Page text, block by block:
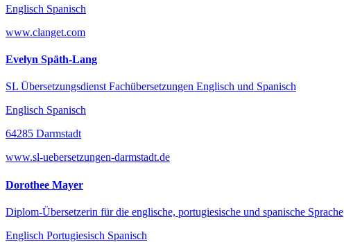
Englisch Spanisch
www.clanget.com
Evelyn Späth-Lang
SL Übersetzungsdienst Fachübersetzungen Englisch und Spanisch
Englisch Spanisch
64285 Darmstadt
www.sl-uebersetzungen-darmstadt.de
Dorothee Mayer
Diplom-Übersetzerin für die englische, portugiesische und spanische Sprache
Englisch Portugiesisch Spanisch